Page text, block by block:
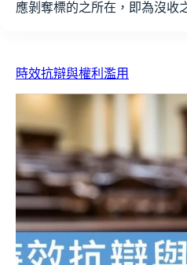
應剝奪標的之所在，即為沒收
時效抗辯與權利濫用